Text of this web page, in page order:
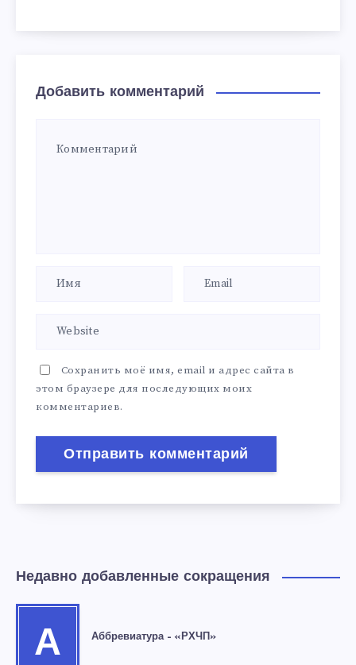
Добавить комментарий
Сохранить моё имя, email и адрес сайта в
этом браузере для последующих моих
комментариев.
Недавно добавленные сокращения
А Аббревиатура – «РХЧП»